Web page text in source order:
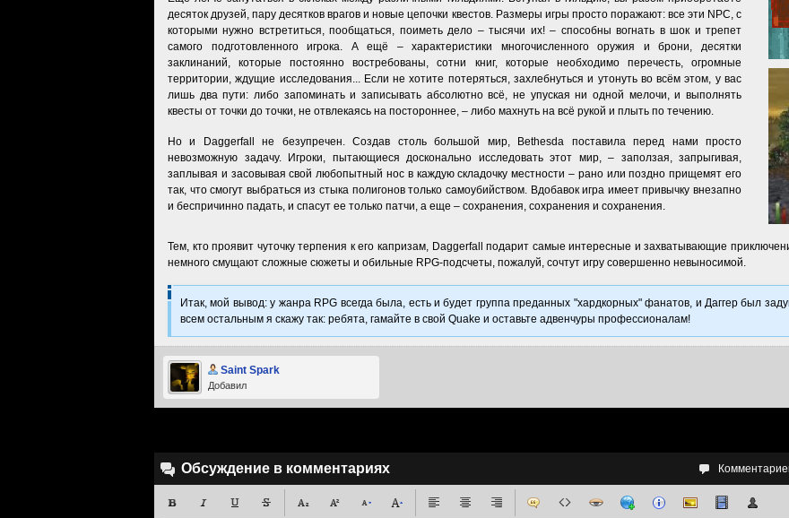
десяток друзей, пару десятков врагов и новые цепочки квестов. Размеры игры просто поражают: все эти NPC, с
которыми нужно встретиться, пообщаться, поиметь дело – тысячи их! – способны вогнать в шок и трепет
самого подготовленного игрока. А ещё – характеристики многочисленного оружия и брони, десятки
заклинаний, которые постоянно востребованы, сотни книг, которые необходимо перечесть, огромные
территории, ждущие исследования... Если не хотите потеряться, захлебнуться и утонуть во всём этом, у вас
лишь два пути: либо запоминать и записывать абсолютно всё, не упуская ни одной мелочи, и выполнять
квесты от точки до точки, не отвлекаясь на постороннее, – либо махнуть на всё рукой и плыть по течению.
Но и Daggerfall не безупречен. Создав столь большой мир, Bethesda поставила перед нами просто
невозможную задачу. Игроки, пытающиеся досконально исследовать этот мир, – заползая, запрыгивая,
заплывая и засовывая свой любопытный нос в каждую складочку местности – рано или поздно прищемят его
так, что смогут выбраться из стыка полигонов только самоубийством. Вдобавок игра имеет привычку внезапно
и беспричинно падать, и спасут ее только патчи, а еще – сохранения, сохранения и сохранения.
Тем, кто проявит чуточку терпения к его капризам, Daggerfall подарит самые интересные и захватывающие
немного смущают сложные сюжеты и обильные RPG-подсчеты, пожалуй, сочтут игру совершенно невыносимой.
Итак, мой вывод: у жанра RPG всегда была, есть и будет группа преданных "хардкорных" фанатов, и Даггер был
всем остальным я скажу так: ребята, гамайте в свой Quake и оставьте адвенчуры профессионалам!
Saint Spark
Добавил
Обсуждение в комментариях